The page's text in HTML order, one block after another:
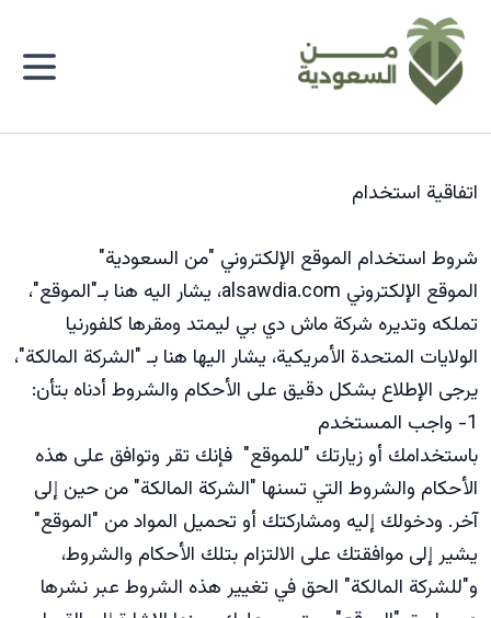
اتفاقية استخدام
شروط استخدام الموقع الإلكتروني "من السعودية"
الموقع الإلكتروني alsawdia.com، يشار اليه هنا بـ"الموقع"،
تملكه وتديره شركة ماش دي بي ليمتد ومقرها كلفورنيا
الولايات المتحدة الأمريكية، يشار اليها هنا بـ "الشركة المالكة"،
يرجى الإطلاع بشكل دقيق على الأحكام والشروط أدناه بتأن:
1- واجب المستخدم
باستخدامك أو زيارتك "للموقع" فإنك تقر وتوافق على هذه
الأحكام والشروط التي تسنها "الشركة المالكة" من حين إلى
آخر. ودخولك إليه ومشاركتك أو تحميل المواد من "الموقع"
يشير إلى موافقتك على الالتزام بتلك الأحكام والشروط،
و"للشركة المالكة" الحق في تغيير هذه الشروط عبر نشرها